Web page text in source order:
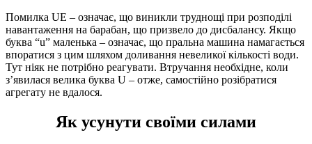
Помилка UE – означає, що виникли труднощі при розподілі
навантаження на барабан, що призвело до дисбалансу. Якщо
буква “u” маленька – означає, що пральна машина намагається
впоратися з цим шляхом доливання невеликої кількості води.
Тут ніяк не потрібно реагувати. Втручання необхідне, коли
з’явилася велика буква U – отже, самостійно розібратися
агрегату не вдалося.
Як усунути своїми силами